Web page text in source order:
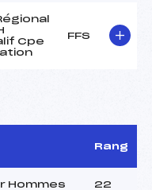
Cpe
FFS
Rang
Hommes 22